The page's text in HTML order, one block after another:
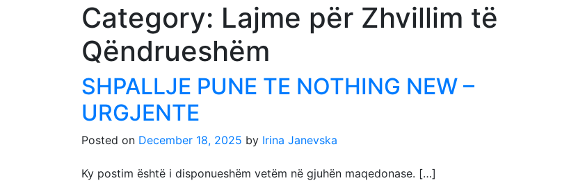
Category: Lajme për Zhvillim të
Qëndrueshëm
SHPALLJE PUNE TE NOTHING NEW –
URGJENTE
Posted on December 18, 2025 by Irina Janevska
Ky postim është i disponueshëm vetëm në gjuhën maqedonase. […]